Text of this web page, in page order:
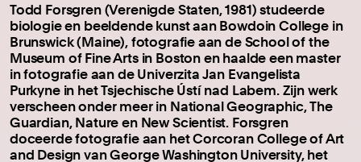
Todd Forsgren (Verenigde Staten, 1981) studeerde
biologie en beeldende kunst aan Bowdoin College in
Brunswick (Maine), fotografie aan de School of the
Museum of Fine Arts in Boston en haalde een master
in fotografie aan de Univerzita Jan Evangelista
Purkyne in het Tsjechische Ústí nad Labem. Zijn werk
verscheen onder meer in National Geographic, The
Guardian, Nature en New Scientist. Forsgren
doceerde fotografie aan het Corcoran College of Art
and Design van George Washington University, het